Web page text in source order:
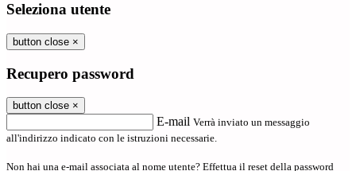
Seleziona utente
button close ×
Recupero password
button close ×
E-mail Verrà inviato un messaggio
all'indirizzo indicato con le istruzioni necessarie.
Non hai una e-mail associata al nome utente? Effettua il reset della password